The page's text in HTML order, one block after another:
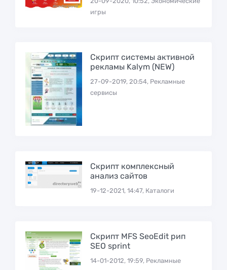
игры
Скрипт системы активной
рекламы Kalym (NEW)
27-09-2019, 20:54, Рекламные
сервисы
Скрипт комплексный
анализ сайтов
19-12-2021, 14:47, Каталоги
Скрипт MFS SeoEdit рип
SEO sprint
14-01-2012, 19:59, Рекламные